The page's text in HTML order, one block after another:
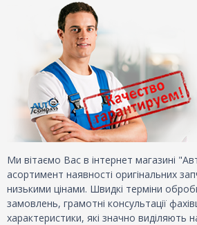
Ми вітаємо Вас в інтернет магазині
асортимент наявності оригінальних
низькими цінами. Швидкі терміни
замовлень, грамотні консультації
характеристики, які значно виділяють